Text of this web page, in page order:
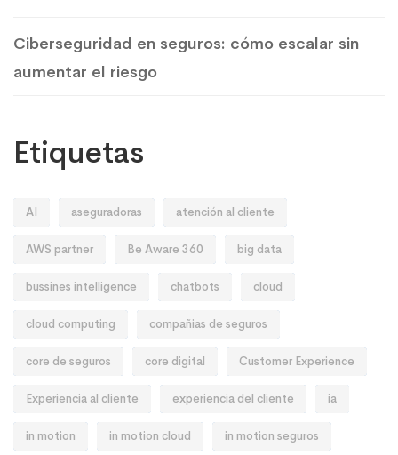
Ciberseguridad en seguros: cómo escalar sin
aumentar el riesgo
Etiquetas
AI aseguradoras atención al cliente
AWS partner Be Aware 360 big data
bussines intelligence chatbots cloud
cloud computing compañias de seguros
core de seguros core digital Customer Experience
Experiencia al cliente experiencia del cliente ia
in motion in motion cloud in motion seguros